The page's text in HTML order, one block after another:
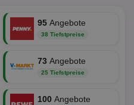
95 Angebote
38 Tiefstpreise
73 Angebote
25 Tiefstpreise
100 Angebote
Performance
Unklassifizierte
ermöglichen
der Website wie die
Kontoverwaltung.
Cookies kann die
verwendet werden.